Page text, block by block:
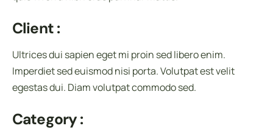
Client :
Ultrices dui sapien eget mi proin sed libero enim.
Imperdiet sed euismod nisi porta. Volutpat est velit
egestas dui. Diam volutpat commodo sed.
Category :